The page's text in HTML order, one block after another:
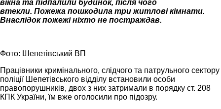
вікна та підпалили будинок, після чого
втекли. Пожежа пошкодила три житлові кімнати.
Внаслідок пожежі ніхто не постраждав.
Фото: Шепетівський ВП
Працівники кримінального, слідчого та патрульного сектору
поліції Шепетівського відділу встановили особи
правопорушників, двох з них затримали в порядку ст. 208
КПК України, їм вже оголосили про підозру.